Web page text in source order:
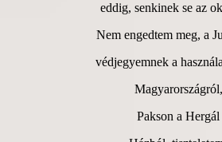
eddig, senkinek se az
Nem engedtem meg, a
védjegyemnek a
Magyarországról,
Pakson a Hergál